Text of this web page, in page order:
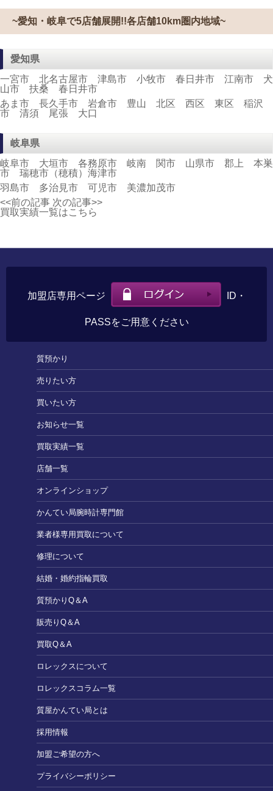
~愛知・岐阜で5店舗展開!!各店舗10km圏内地域~
愛知県
一宮市 北名古屋市 津島市 小牧市 春日井市 江南市 犬
山市 扶桑 春日井市
あま市 長久手市 岩倉市 豊山 北区 西区 東区 稲沢
市 清須 尾張 大口
岐阜県
岐阜市 大垣市 各務原市 岐南 関市 山県市 郡上 本巣
市 瑞穂市（穂積）海津市
羽島市 多治見市 可児市 美濃加茂市
<<前の記事 次の記事>>
買取実績一覧はこちら
加盟店専用ページ ID・
PASSをご用意ください
質預かり
売りたい方
買いたい方
お知らせ一覧
買取実績一覧
店舗一覧
オンラインショップ
かんてい局腕時計専門館
業者様専用買取について
修理について
結婚・婚約指輪買取
質預かりQ＆A
販売りQ＆A
買取Q＆A
ロレックスについて
ロレックスコラム一覧
質屋かんてい局とは
採用情報
加盟ご希望の方へ
プライバシーポリシー